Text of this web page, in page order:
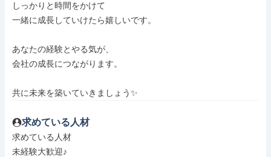
しっかりと時間をかけて
一緒に成長していけたら嬉しいです。
あなたの経験とやる気が、
会社の成長につながります。
共に未来を築いていきましょう✨
求めている人材
求めている人材
未経験大歓迎♪